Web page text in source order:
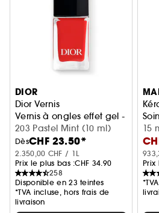
DIOR
Dior Vernis
Vernis à ongles effet gel -
203 Pastel Mint (10 ml)
DèsCHF 23.50*
2.350,00 CHF / 1L
Prix le plus bas :CHF 34.90
258
Disponible en 23 teintes
*TVA incluse, hors frais de
livraison
15
Prix